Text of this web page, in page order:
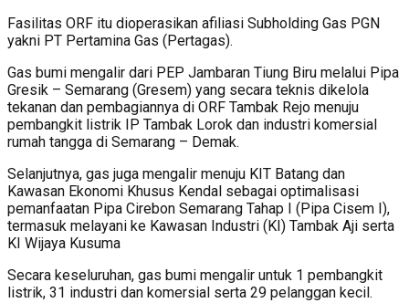
Fasilitas ORF itu dioperasikan afiliasi Subholding Gas PGN
yakni PT Pertamina Gas (Pertagas).
Gas bumi mengalir dari PEP Jambaran Tiung Biru melalui Pipa
Gresik – Semarang (Gresem) yang secara teknis dikelola
tekanan dan pembagiannya di ORF Tambak Rejo menuju
pembangkit listrik IP Tambak Lorok dan industri komersial
rumah tangga di Semarang – Demak.
Selanjutnya, gas juga mengalir menuju KIT Batang dan
Kawasan Ekonomi Khusus Kendal sebagai optimalisasi
pemanfaatan Pipa Cirebon Semarang Tahap I (Pipa Cisem I),
termasuk melayani ke Kawasan Industri (KI) Tambak Aji serta
KI Wijaya Kusuma
Secara keseluruhan, gas bumi mengalir untuk 1 pembangkit
listrik, 31 industri dan komersial serta 29 pelanggan kecil.